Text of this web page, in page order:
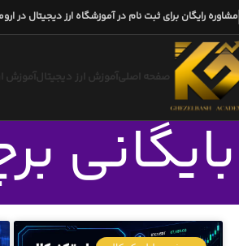
مشاوره رایگان برای ثبت نام در آموزشگاه ارز دیجیتال در
صفحه اصلیآموزش ارز دیجیتالآموزش
بایگانی